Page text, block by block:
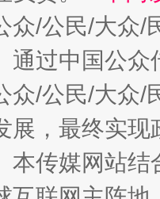
众/公民/大众
通过中国公
众/公民/大众
展，最终实
本传媒网站